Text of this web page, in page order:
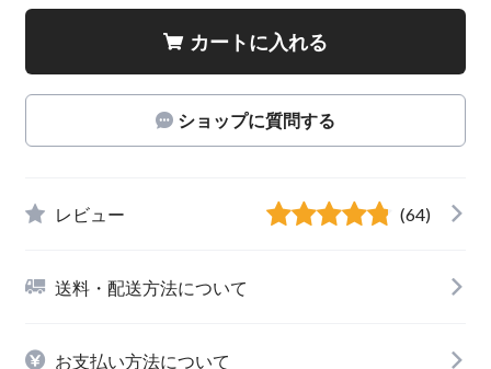
カートに入れる
ショップに質問する
レビュー (64)
送料・配送方法について
お支払い方法について